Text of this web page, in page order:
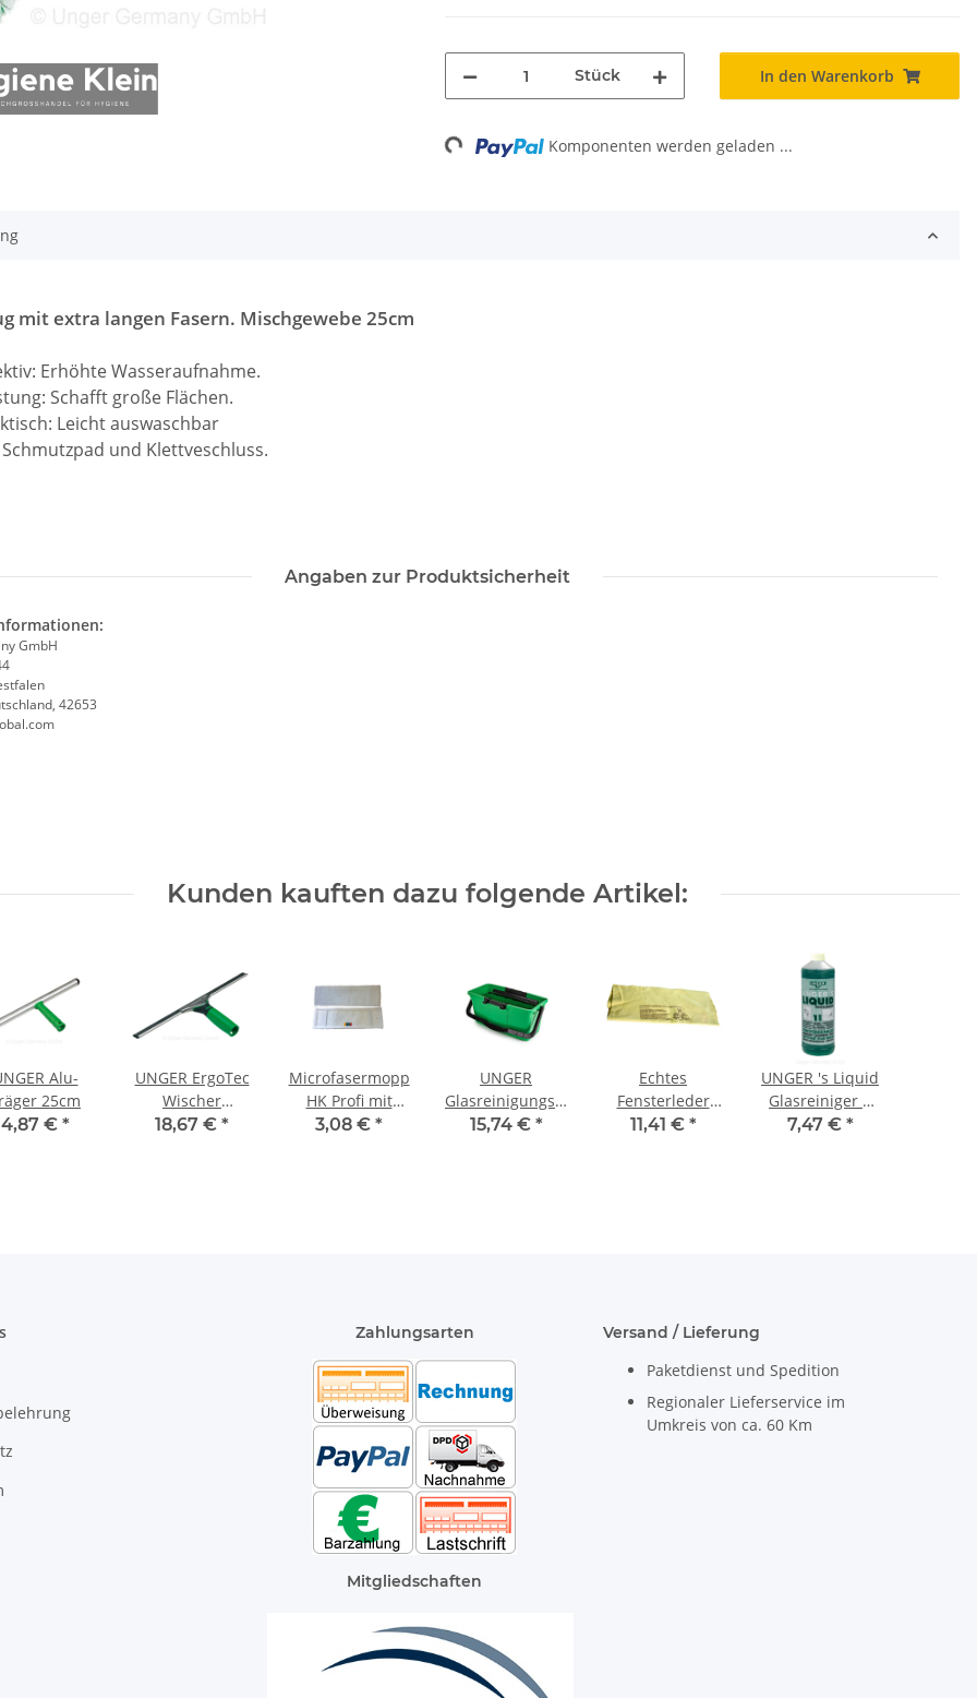
Stück In den Warenkorb
Loading... Komponenten werden geladen ...
mit extra langen Fasern. Mischgewebe 25cm
Erhöhte Wasseraufnahme.
Schafft große Flächen.
Leicht auswaschbar
Schmutzpad und Klettveschluss.
Angaben zur Produktsicherheit
GmbH
42653
Kunden kauften dazu folgende Artikel:
Alu-
25cm
4,87 € *
UNGER ErgoTec
Wischer
komplett 25cm
18,67 € *
Microfasermopp
HK Profi mit
Taschen 40 cm
3,08 € *
UNGER
Glasreinigungseimer
12l grün QB12B
15,74 € *
Echtes
Fensterleder
Marke Tiger 62 x
11,41 € *
UNGER 's Liquid
Glasreiniger 1
Liter/Flasche
7,47 € *
Zahlungsarten
Mitgliedschaften
Versand / Lieferung
Paketdienst und Spedition
Regionaler Lieferservice im
Umkreis von ca. 60 Km